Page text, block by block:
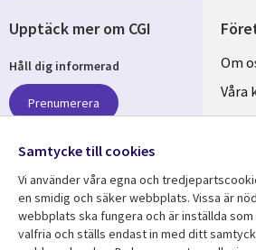
Om
Våra
Upptäck mer om CGI
Håll dig informerad
Prenumerera
Följ oss
Social
Media
Samtycke till cookies
Vi använder våra egna och
en smidig och säker webbplats. Vissa är
webbplats ska fungera och är inställda
valfria och ställs endast in med ditt